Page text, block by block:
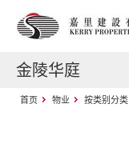
金陵华庭
首页 物业 按类别分类